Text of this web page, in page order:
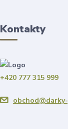
Kontakty
+420 777 315 999